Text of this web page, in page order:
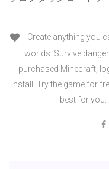
Create anything you
worlds. Survive
purchased Minecraft,
install. Try the game for
best for